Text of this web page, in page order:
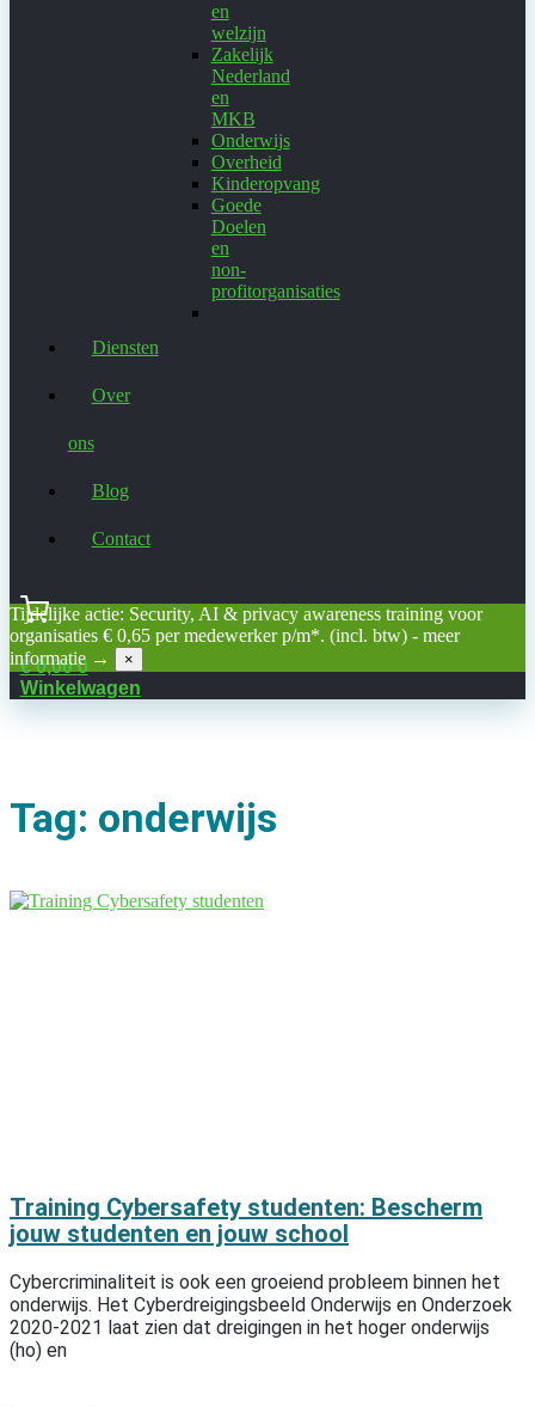
en
welzijn
Zakelijk
Nederland
en
MKB
Onderwijs
Overheid
Kinderopvang
Goede
Doelen
en
non-
profitorganisaties
Diensten
Over
ons
Blog
Contact
€0,00 0
Winkelwagen
Tijdelijke actie: Security, AI & privacy awareness training voor
organisaties € 0,65 per medewerker p/m*. (incl. btw) - meer
informatie →
×
Tag: onderwijs
Training Cybersafety studenten: Bescherm
jouw studenten en jouw school
Cybercriminaliteit is ook een groeiend probleem binnen het
onderwijs. Het Cyberdreigingsbeeld Onderwijs en Onderzoek
2020-2021 laat zien dat dreigingen in het hoger onderwijs
(ho) en